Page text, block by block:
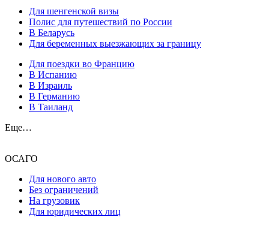
Для шенгенской визы
Полис для путешествий по России
В Беларусь
Для беременных выезжающих за границу
Для поездки во Францию
В Испанию
В Израиль
В Германию
В Таиланд
Еще…
ОСАГО
Для нового авто
Без ограничений
На грузовик
Для юридических лиц